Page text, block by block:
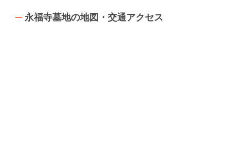
永福寺墓地の地図・交通アクセス